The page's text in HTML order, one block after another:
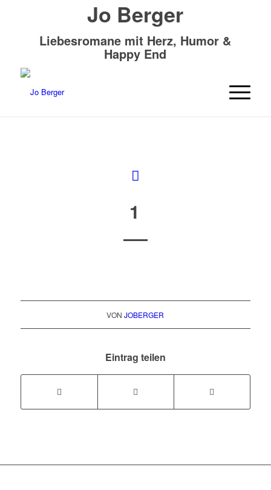
Jo Berger
Liebesromane mit Herz, Humor &
Happy End
1
VONJOBERGER
Eintrag teilen